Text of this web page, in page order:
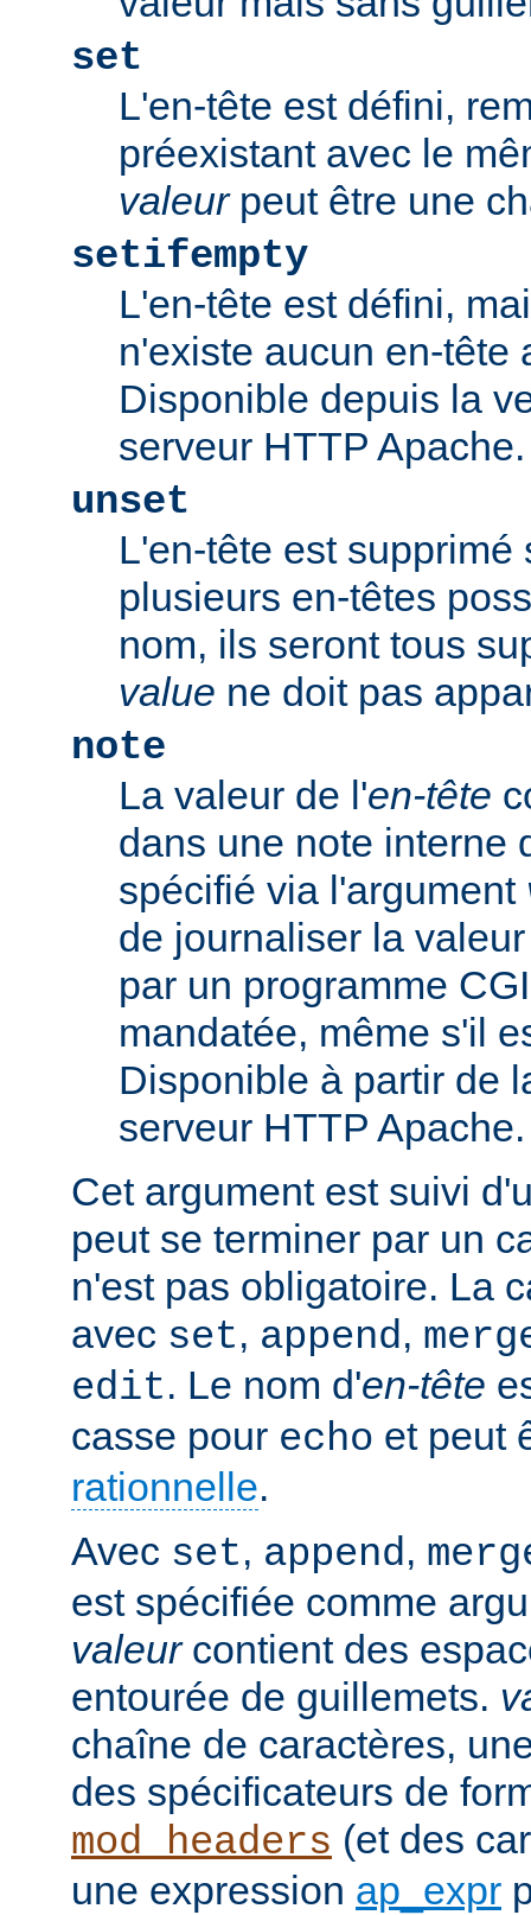
set
L'en-tête est défini,
préexistant avec le
valeurpeut être une
setifempty
L'en-tête est défini,
n'existe aucun en-tête
Disponible depuis la
serveur HTTP Apache.
unset
L'en-tête est supprimé
plusieurs en-têtes
nom, ils seront tous
value ne doit pas
note
La valeur de l'en-tête
dans une note interne
spécifié via l'argument
de journaliser la
par un programme
mandatée, même s'il
Disponible à partir de
serveur HTTP Apache.
Cet argument est suivi
peut se terminer par un
n'est pas obligatoire. La
avec set, append,
edit. Le nom d'en-tête
casse pour echo et peut
rationnelle.
Avec set, append,
est spécifiée comme
valeurcontient des
entourée de guillemets.
chaîne de caractères,
des spécificateurs de
mod_headers (et des
une expression ap_expr